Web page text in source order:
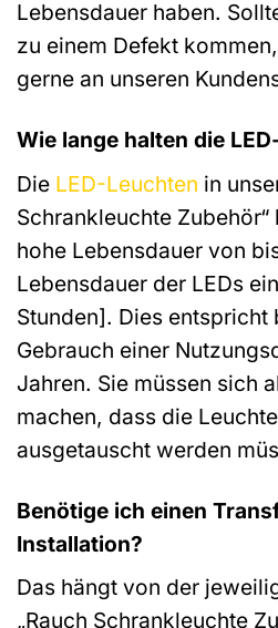
Lebensdauer haben.
zu einem Defekt
gerne an unseren
Wie lange halten die
Die LED-Leuchten in
Schrankleuchte Zubehör“
hohe Lebensdauer von
Lebensdauer der LEDs
Stunden]. Dies entspricht
Gebrauch einer
Jahren. Sie müssen sich
machen, dass die
ausgetauscht werden
Benötige ich einen
Installation?
Das hängt von der
„Rauch Schrankleuchte